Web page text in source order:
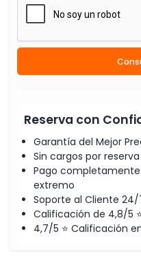
Reserva con
Garantía del Mejor
Sin cargos por reserva
Pago
extremo
Soporte al Cliente 24/
Calificación de 4,8/5
4,7/5 ⭐ Calificación